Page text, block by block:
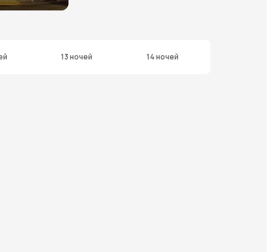
13 ночей 14 ночей